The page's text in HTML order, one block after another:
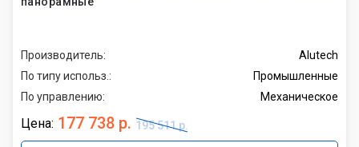
Производитель:
Alutech
По типу использ.:
Промышленные
По управлению:
Механическое
Цена: 177 738 р. 195 511 р.